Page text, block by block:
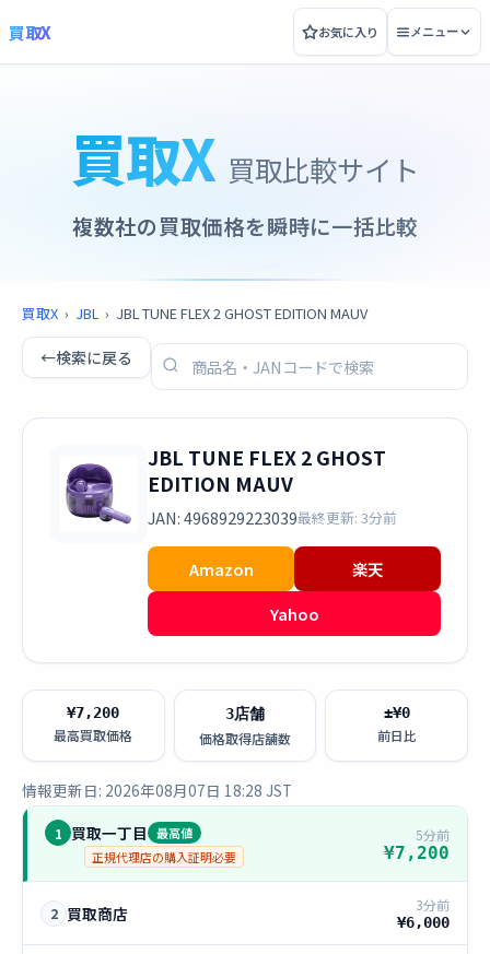
買取X お気に入り メニュー
買取X 買取比較サイト
複数社の買取価格を瞬時に一括比較
買取X › JBL › JBL TUNE FLEX 2 GHOST EDITION MAUV
←検索に戻る
JBL TUNE FLEX 2 GHOST
EDITION MAUV
JAN: 4968929223039最終更新: 3分前
Amazon
楽天
Yahoo
¥7,200
最高買取価格
3店舗
価格取得店舗数
±¥0
前日比
情報更新日: 2026年08月07日 18:28 JST
1 買取一丁目
最高値
正規代理店の購入証明必要
5分前
¥7,200
2 買取商店 3分前
¥6,000